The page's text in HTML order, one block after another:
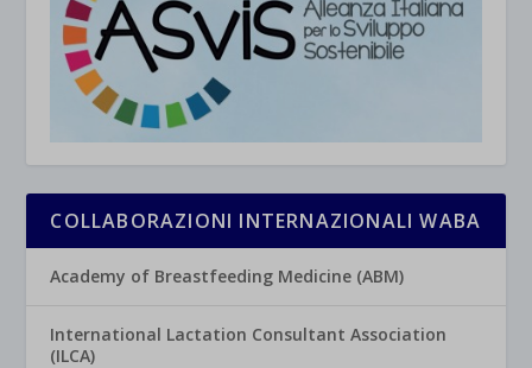
COLLABORAZIONI INTERNAZIONALI WABA
Academy of Breastfeeding Medicine (ABM)
International Lactation Consultant Association
(ILCA)